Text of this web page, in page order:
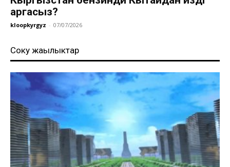
аргасыз?
kloopkyrgyz - 07/07/2026
Соңку жаңылыктар